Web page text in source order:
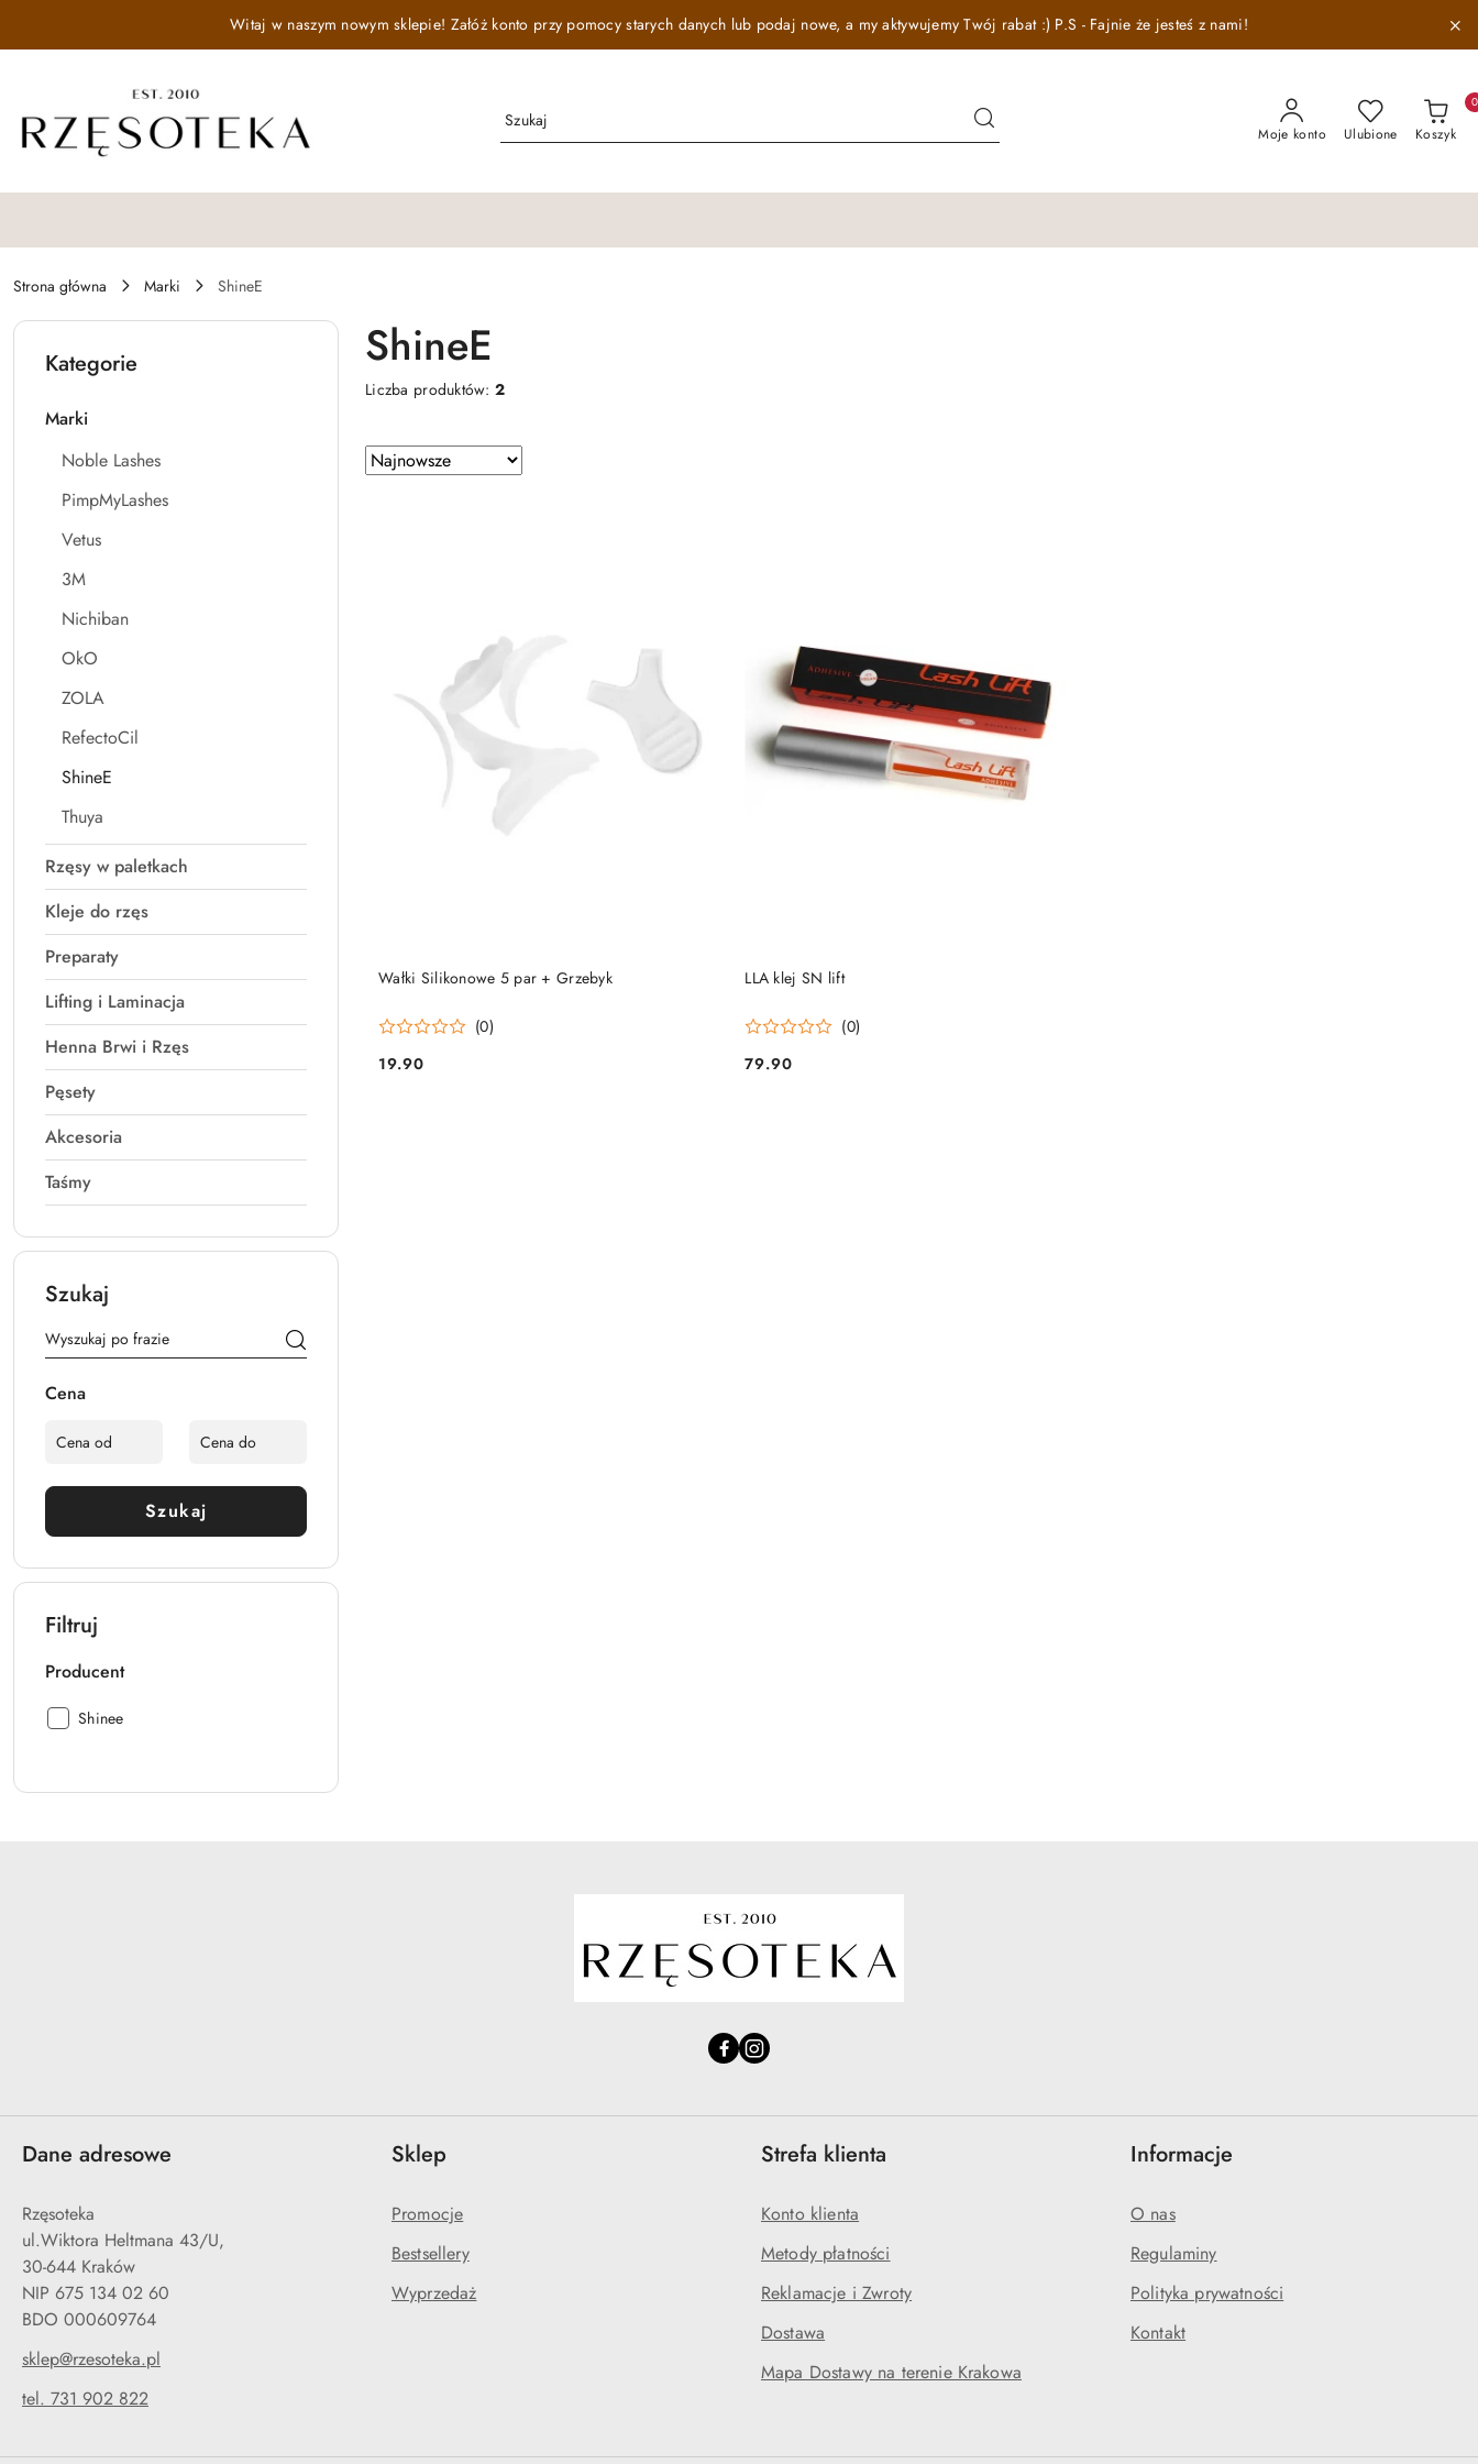
Przejdź do treści głównej
Przejdź do wyszukiwarki
Przejdź do moje konto
Przejdź do menu głównegoWitaj w naszym nowym sklepie! Załóż konto przy pomocy starych danych lub podaj nowe, a my aktywujemy Twój rabat :) P.S - Fajnie że jesteś z nami!
Moje konto Ulubione Koszyk
0
Strona główna Marki ShineE
Kategorie
Marki
Noble Lashes
PimpMyLashes
Vetus
3M
Nichiban
OkO
ZOLA
RefectoCil
ShineE
Thuya
Rzęsy w paletkach
Kleje do rzęs
Preparaty
Lifting i Laminacja
Henna Brwi i Rzęs
Pęsety
Akcesoria
Taśmy
Szukaj
Cena
Szukaj
Filtruj
Producent
Producent:
Shinee
ShineE
Liczba produktów:2
Zastosowano
sortowanie:
Sortuj
według
Wałki Silikonowe 5 par + Grzebyk
(0)
Cena:
19.90
DO KOSZYKA LLA klej SN lift
(0)
Cena:
79.90
Dane adresowe
Rzęsoteka
ul.Wiktora Heltmana 43/U,
30-644 Kraków
NIP 675 134 02 60
BDO 000609764
sklep@rzesoteka.pl
tel. 731 902 822
Sklep
Promocje
Bestsellery
Wyprzedaż
Strefa klienta
Konto klienta
Metody płatności
Reklamacje i Zwroty
Dostawa
Mapa Dostawy na terenie Krakowa
Informacje
O nas
Regulaminy
Polityka prywatności
Kontakt